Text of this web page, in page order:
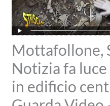
Mottafollone,
Notizia fa
in edificio